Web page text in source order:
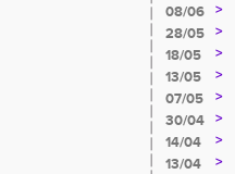
08/06
>
28/05 >
18/05 >
13/05
>
07/05
>
30/04
>
14/04
>
13/04
>